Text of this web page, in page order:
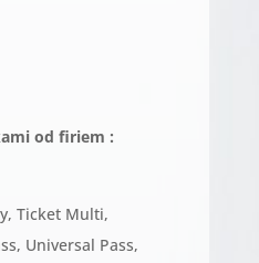
od firiem :
Ticket Multi,
Universal Pass,